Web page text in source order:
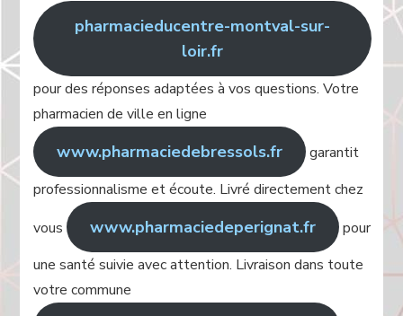
pharmacieducentre-montval-sur-
loir.fr
pour des réponses adaptées à vos questions. Votre
pharmacien de ville en ligne
www.pharmaciedebressols.fr
garantit
professionnalisme et écoute. Livré directement chez
vous
www.pharmaciedeperignat.fr
pour
une santé suivie avec attention. Livraison dans toute
votre commune